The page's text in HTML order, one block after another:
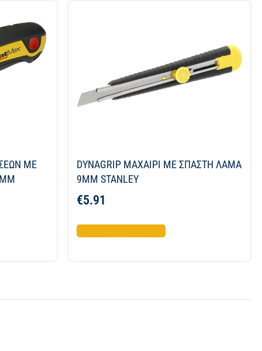
ΜΕ
DYNAGRIP ΜΑΧΑΙΡΙ ME ΣΠΑΣΤΗ ΛΑΜΑ
9MM STANLEY
€5.91